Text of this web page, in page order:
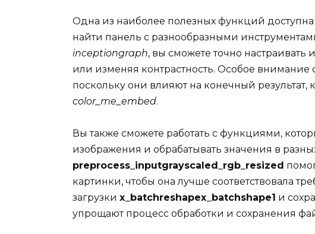
Одна из наиболее полезных функций
найти панель с разнообразными
inceptiongraph, вы сможете точно
или изменяя контрастность. Особое внимание
поскольку они влияют на конечный результат,
color_me_embed.
Вы также сможете работать с функциями,
изображения и обрабатывать значения в
preprocess_inputgrayscaled_rgb_resized
картинки, чтобы она лучше соответствовала
загрузки x_batchreshapex_batchshape1 и
упрощают процесс обработки и сохранения